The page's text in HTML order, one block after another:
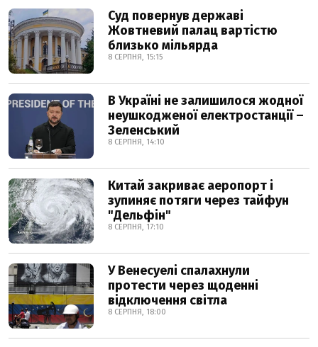
Суд повернув державі
Жовтневий палац вартістю
близько мільярда
8 СЕРПНЯ, 15:15
В Україні не залишилося жодної
неушкодженої електростанції –
Зеленський
8 СЕРПНЯ, 14:10
Китай закриває аеропорт і
зупиняє потяги через тайфун
"Дельфін"
8 СЕРПНЯ, 17:10
У Венесуелі спалахнули
протести через щоденні
відключення світла
8 СЕРПНЯ, 18:00